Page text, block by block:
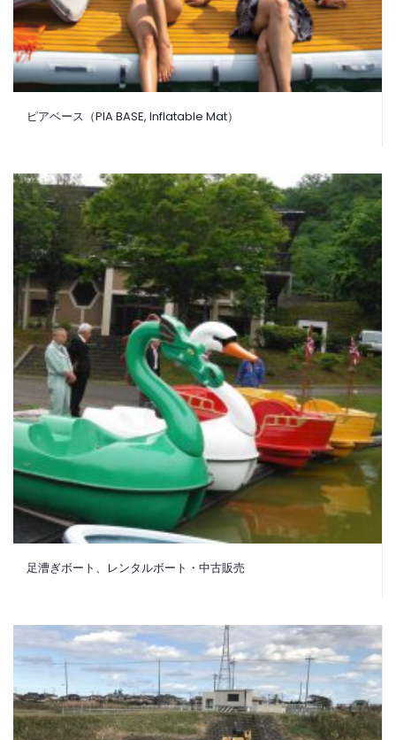
ピアベース（PIA BASE, Inflatable Mat）
足漕ぎボート、レンタルボート・中古販売